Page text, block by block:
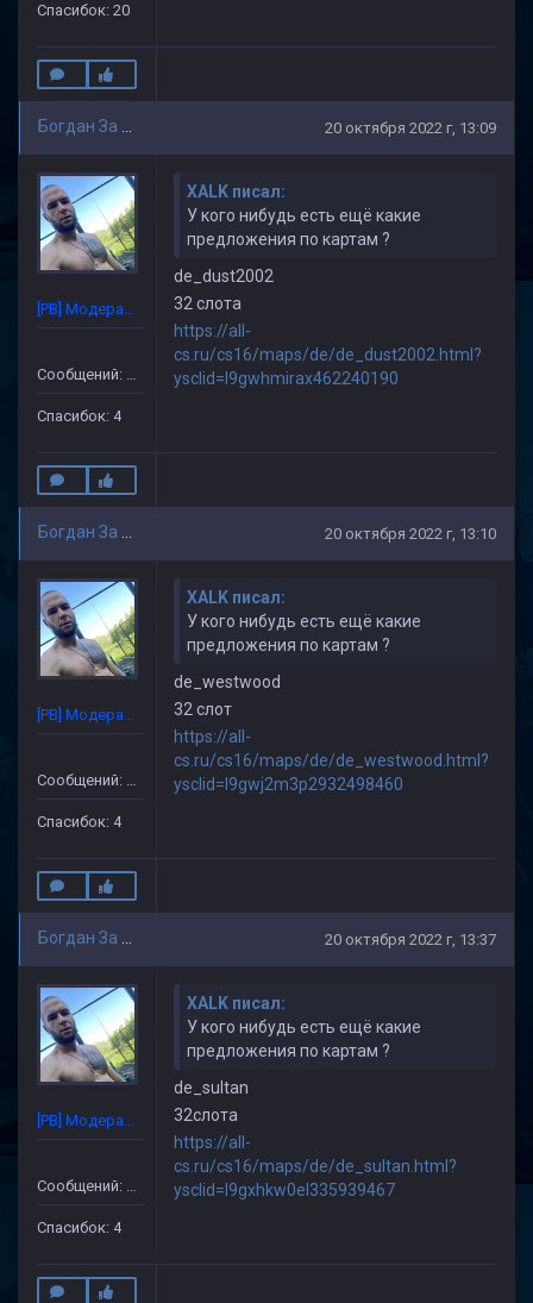
Спасибок: 20
20 октября 2022 г, 13:09
[PB] Модератор
Сообщений: 86
Спасибок: 4
XALK писал:
У кого нибудь есть ещё какие
предложения по картам ?
de_dust2002
32 слота
https://all-
cs.ru/cs16/maps/de/de_dust2002.html?
ysclid=l9gwhmirax462240190
20 октября 2022 г, 13:10
[PB] Модератор
Сообщений: 86
Спасибок: 4
XALK писал:
У кого нибудь есть ещё какие
предложения по картам ?
de_westwood
32 слот
https://all-
cs.ru/cs16/maps/de/de_westwood.html?
ysclid=l9gwj2m3p2932498460
20 октября 2022 г, 13:37
[PB] Модератор
Сообщений: 86
Спасибок: 4
XALK писал:
У кого нибудь есть ещё какие
предложения по картам ?
de_sultan
32слота
https://all-
cs.ru/cs16/maps/de/de_sultan.html?
ysclid=l9gxhkw0el335939467